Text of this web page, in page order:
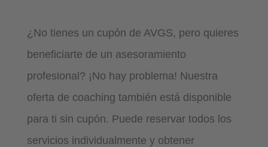
¿No tienes un cupón de AVGS, pero quieres
beneficiarte de un asesoramiento
profesional? ¡No hay problema! Nuestra
oferta de coaching también está disponible
para ti sin cupón. Puede reservar todos los
servicios individualmente y obtener